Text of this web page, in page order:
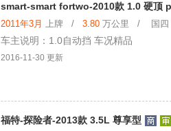
smart-smart fortwo-2010款 1.0 硬顶
2011年3月 上牌 / 3.80 万公里 / 国四 /
车主说明：1.0自动挡 车况精品
2016-11-30 更新
福特-探险者-2013款 3.5L 尊享型